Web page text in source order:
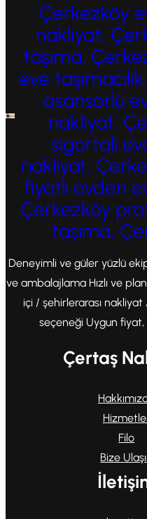
Çerkezköy
nakliyat,
taşıma,
eve
asansörlü
nakliyat,
sigortalı
nakliyat,
fiyatlı evden
Çerkezköy
taşıma,
Deneyimli ve güler yüzlü
ve ambalajlama Hızlı ve
içi / şehirlerarası nakliyat
seçeneği Uygun
Çertaş
Filo
Bize